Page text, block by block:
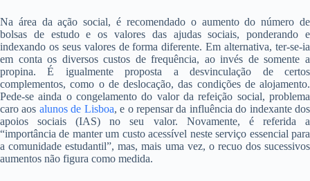
Na área da ação social, é recomendado o aumento do número de
bolsas de estudo e os valores das ajudas sociais, ponderando e
indexando os seus valores de forma diferente. Em alternativa, ter-se-ia
em conta os diversos custos de frequência, ao invés de somente a
propina. É igualmente proposta a desvinculação de certos
complementos, como o de deslocação, das condições de alojamento.
Pede-se ainda o congelamento do valor da refeição social, problema
caro aos alunos de Lisboa, e o repensar da influência do indexante dos
apoios sociais (IAS) no seu valor. Novamente, é referida a
“importância de manter um custo acessível neste serviço essencial para
a comunidade estudantil”, mas, mais uma vez, o recuo dos sucessivos
aumentos não figura como medida.